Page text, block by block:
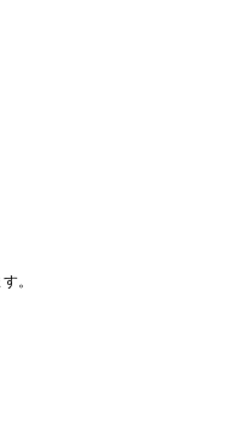
。